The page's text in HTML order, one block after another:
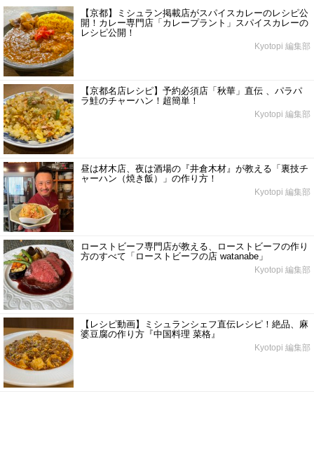
【京都】ミシュラン掲載店がスパイスカレーのレシピ公
開！カレー専門店「カレープラント」スパイスカレーの
レシピ公開！
Kyotopi 編集部
【京都名店レシピ】予約必須店「秋華」直伝 、パラパ
ラ鮭のチャーハン！超簡単！
Kyotopi 編集部
昼は材木店、夜は酒場の『井倉木材』が教える「裏技チ
ャーハン（焼き飯）」の作り方！
Kyotopi 編集部
ローストビーフ専門店が教える、ローストビーフの作り
方のすべて「ローストビーフの店 watanabe」
Kyotopi 編集部
【レシピ動画】ミシュランシェフ直伝レシピ！絶品、麻
婆豆腐の作り方『中国料理 菜格』
Kyotopi 編集部